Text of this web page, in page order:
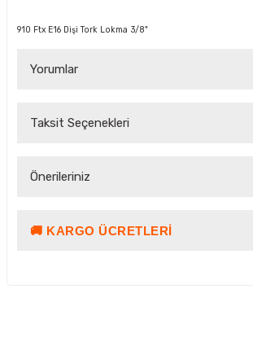
910 Ftx E16 Dişi Tork Lokma 3/8"
Yorumlar
Taksit Seçenekleri
Önerileriniz
Bu ürünün fiyat bilgisi, resim, ürün
🚚 KARGO ÜCRETLERI